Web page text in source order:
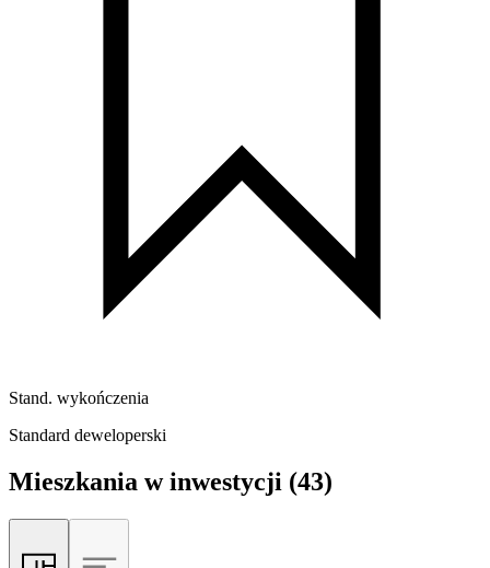
Stand. wykończenia
Standard deweloperski
Mieszkania w inwestycji (43)